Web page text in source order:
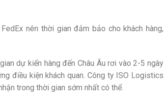
nên thời gian đảm bảo cho khách hàng,
dự kiến hàng đến Châu Âu rơi vào 2-5 ngày
điều kiện khách quan. Công ty ISO Logistics
trong thời gian sớm nhất có thể.